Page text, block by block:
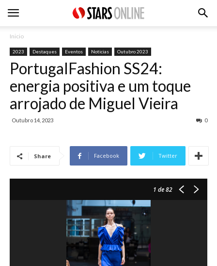
Inicio
2023 Destaques Eventos Noticias Outubro 2023
PortugalFashion SS24:
energia positiva e um toque
arrojado de Miguel Vieira
Outubro 14, 2023 0
Share Facebook Twitter
1 de 82